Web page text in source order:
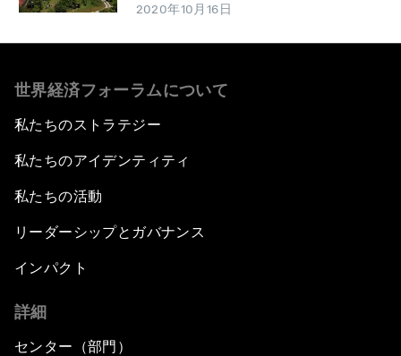
2020年10月16日
世界経済フォーラムについて
私たちのストラテジー
私たちのアイデンティティ
私たちの活動
リーダーシップとガバナンス
インパクト
詳細
センター（部門）